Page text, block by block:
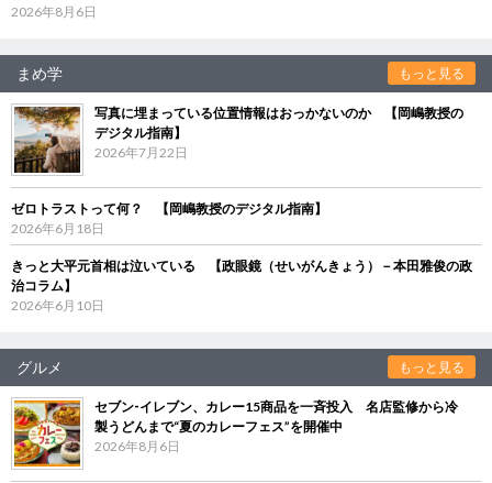
2026年8月6日
まめ学 もっと見る
写真に埋まっている位置情報はおっかないのか 【岡嶋教授の
デジタル指南】
2026年7月22日
ゼロトラストって何？ 【岡嶋教授のデジタル指南】
2026年6月18日
きっと大平元首相は泣いている 【政眼鏡（せいがんきょう）－本田雅俊の政
治コラム】
2026年6月10日
グルメ もっと見る
セブン‐イレブン、カレー15商品を一斉投入 名店監修から冷
製うどんまで“夏のカレーフェス”を開催中
2026年8月6日